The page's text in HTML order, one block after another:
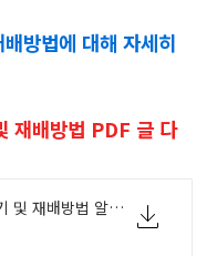
방법에 대해 자세히
재배방법 PDF 글 다
2024년 봄 완두콩 심는 시기 및 재배방법 알아보기.pdf